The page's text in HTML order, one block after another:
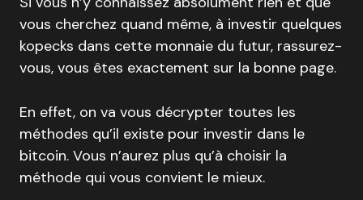
vous cherchez quand même, à investir quelques
kopecks dans cette monnaie du futur, rassurez-
vous, vous êtes exactement sur la bonne page.
En effet, on va vous décrypter toutes les
méthodes qu’il existe pour investir dans le
bitcoin. Vous n’aurez plus qu’à choisir la
méthode qui vous convient le mieux.